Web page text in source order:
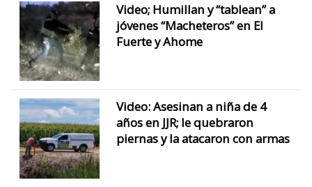
Video; Humillan y “tablean” a
jóvenes “Macheteros” en El
Fuerte y Ahome
Video: Asesinan a niña de 4
años en JJR; le quebraron
piernas y la atacaron con armas